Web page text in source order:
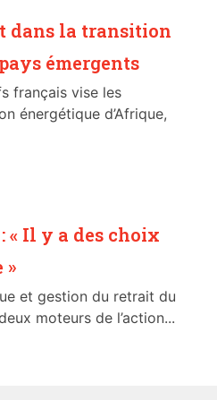
dans la transition
émergents
français vise les
énergétique d’Afrique,
« Il y a des choix
»
et gestion du retrait du
moteurs de l’action...